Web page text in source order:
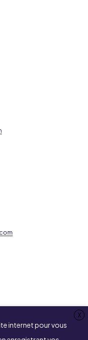
X
internet pour vous